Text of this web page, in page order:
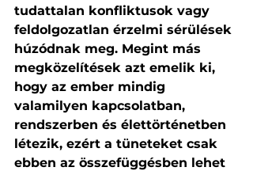
tudattalan konfliktusok vagy
feldolgozatlan érzelmi sérülések
húzódnak meg. Megint más
megközelítések azt emelik ki,
hogy az ember mindig
valamilyen kapcsolatban,
rendszerben és élettörténetben
létezik, ezért a tüneteket csak
ebben az összefüggésben lehet